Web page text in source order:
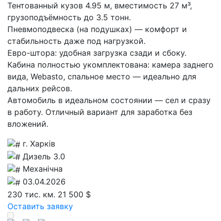
Тентованный кузов 4.95 м, вместимость 27 м³,
грузоподъёмность до 3.5 тонн.
Пневмоподвеска (на подушках) — комфорт и
стабильность даже под нагрузкой.
Евро-штора: удобная загрузка сзади и сбоку.
Кабина полностью укомплектована: камера заднего
вида, Webasto, спальное место — идеально для
дальних рейсов.
Автомобиль в идеальном состоянии — сел и сразу
в работу. Отличный вариант для заработка без
вложений.
г. Харків
Дизель 3.0
Механічна
03.04.2026
230 тис. км. 21 500 $
Оставить заявку